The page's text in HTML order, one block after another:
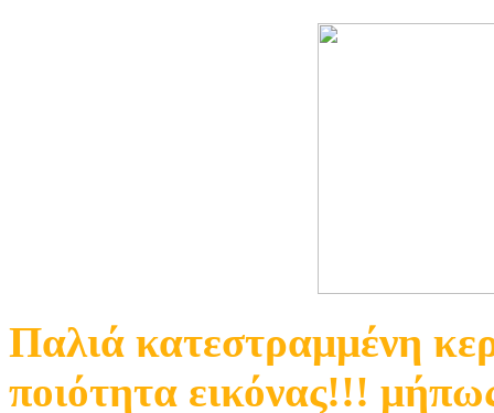
Παλιά κατεστραμμένη
ποιότητα εικόνας!!!